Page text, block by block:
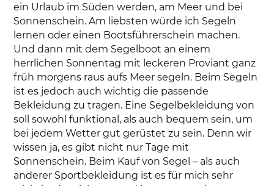
ein Urlaub im Süden werden, am Meer und bei
Sonnenschein. Am liebsten würde ich Segeln
lernen oder einen Bootsführerschein machen.
Und dann mit dem Segelboot an einem
herrlichen Sonnentag mit leckeren Proviant ganz
früh morgens raus aufs Meer segeln. Beim Segeln
ist es jedoch auch wichtig die passende
Bekleidung zu tragen. Eine Segelbekleidung von
soll sowohl funktional, als auch bequem sein, um
bei jedem Wetter gut gerüstet zu sein. Denn wir
wissen ja, es gibt nicht nur Tage mit
Sonnenschein. Beim Kauf von Segel – als auch
anderer Sportbekleidung ist es für mich sehr